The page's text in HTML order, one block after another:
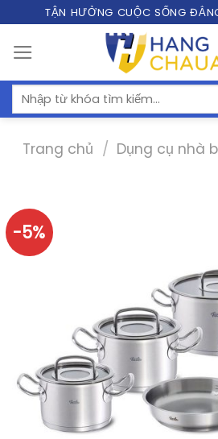
content
TẬN HƯỞNG CUỘC SỐNG
Tìm
kiếm:
Trang chủ / Dụng cụ nhà
-5%